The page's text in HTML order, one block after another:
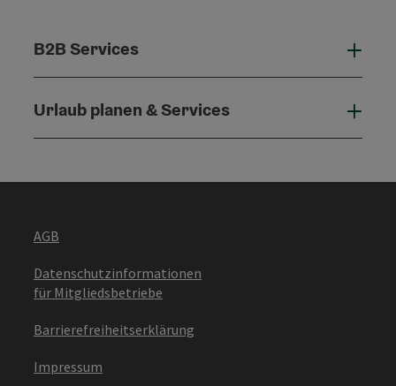
B2B Services
Urlaub planen & Services
AGB
Datenschutzinformationen
für Mitgliedsbetriebe
Barrierefreiheitserklärung
Impressum